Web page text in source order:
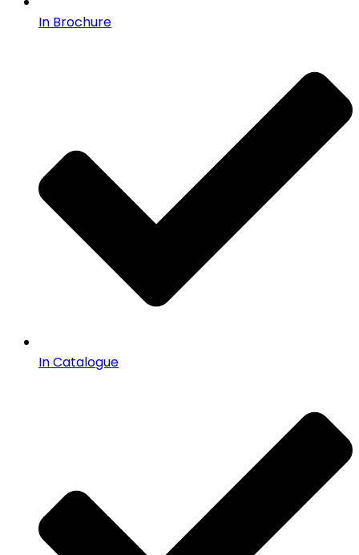
In Brochure
In Catalogue